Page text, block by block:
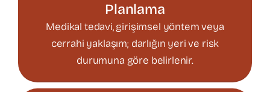
Planlama
Medikal tedavi, girişimsel yöntem veya
cerrahi yaklaşım; darlığın yeri ve risk
durumuna göre belirlenir.